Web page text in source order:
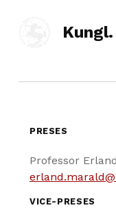
PRESES
Professor
VICE-PRESES